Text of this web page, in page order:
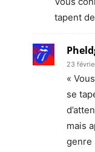
tapent
23
«
se
mais
genre